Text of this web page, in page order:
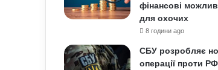
фінансові
для охочих
8 години ago
СБУ розробляє
операції проти